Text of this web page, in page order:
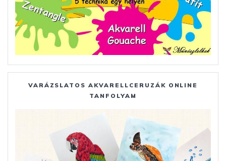
VARÁZSLATOS AKVARELLCERUZÁK ONLINE
TANFOLYAM